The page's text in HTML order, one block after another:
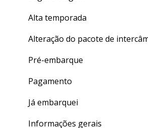
Alta temporada
Alteração do pacote de
Pré-embarque
Pagamento
Já embarquei
Informações gerais